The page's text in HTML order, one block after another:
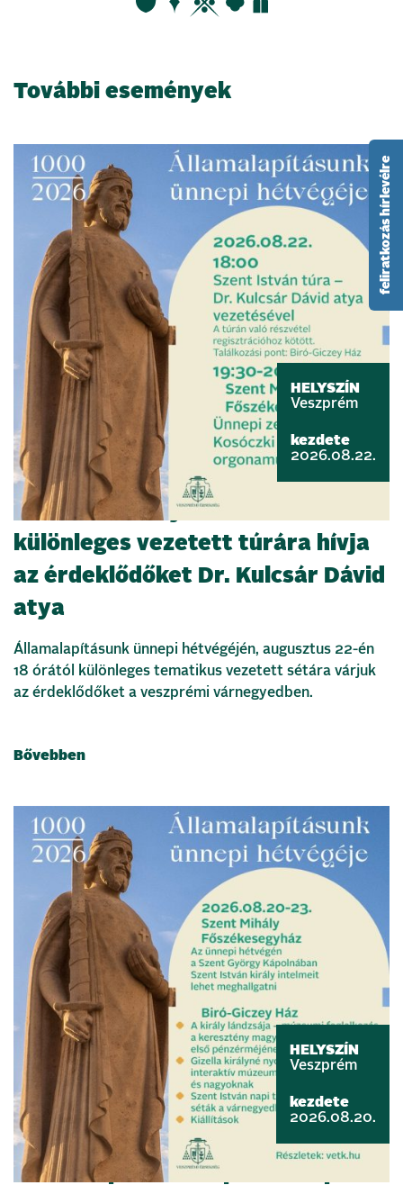
További események
HELYSZÍN
Veszprém
kezdete
2026.08.22.
Szent István nyomában –
különleges vezetett túrára hívja
az érdeklődőket Dr. Kulcsár Dávid
atya
Államalapításunk ünnepi hétvégéjén, augusztus 22-én
18 órától különleges tematikus vezetett sétára várjuk
az érdeklődőket a veszprémi várnegyedben.
Bővebben
HELYSZÍN
Veszprém
kezdete
2026.08.20.
Államalapítás ünnepe a veszprémi
feliratkozás hírlevélre